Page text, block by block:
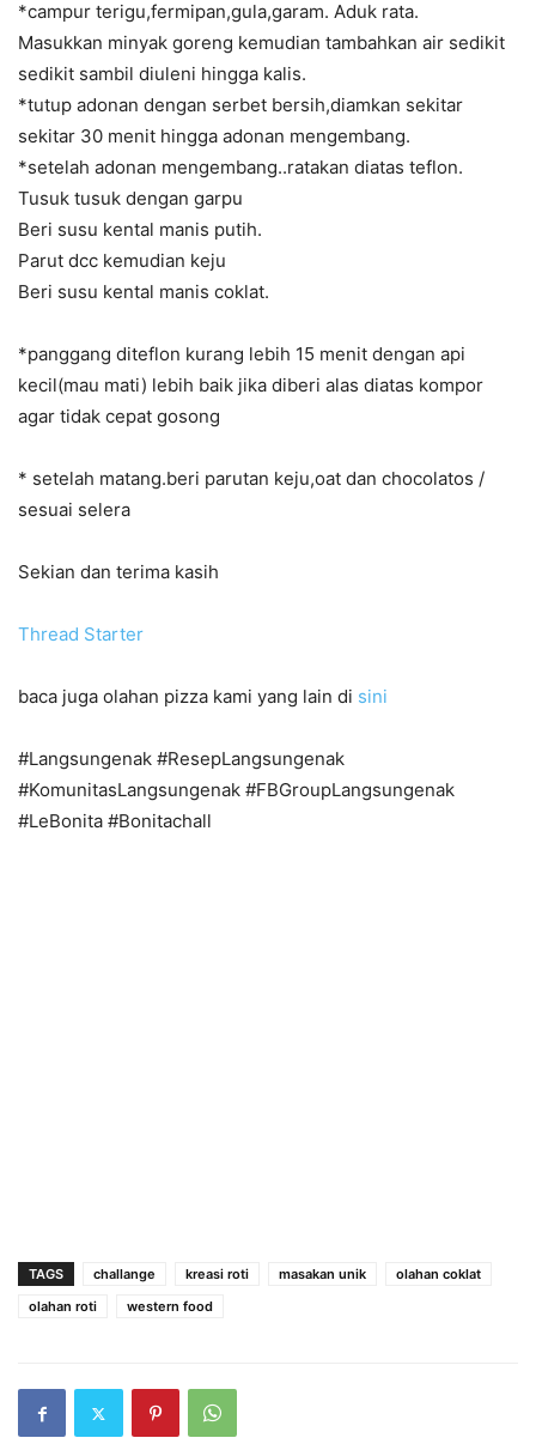
*campur terigu,fermipan,gula,garam. Aduk rata.
Masukkan minyak goreng kemudian tambahkan air sedikit
sedikit sambil diuleni hingga kalis.
*tutup adonan dengan serbet bersih,diamkan sekitar
sekitar 30 menit hingga adonan mengembang.
*setelah adonan mengembang..ratakan diatas teflon.
Tusuk tusuk dengan garpu
Beri susu kental manis putih.
Parut dcc kemudian keju
Beri susu kental manis coklat.
*panggang diteflon kurang lebih 15 menit dengan api
kecil(mau mati) lebih baik jika diberi alas diatas kompor
agar tidak cepat gosong
* setelah matang.beri parutan keju,oat dan chocolatos /
sesuai selera
Sekian dan terima kasih
Thread Starter
baca juga olahan pizza kami yang lain di sini
#Langsungenak #ResepLangsungenak
#KomunitasLangsungenak #FBGroupLangsungenak
#LeBonita #Bonitachall
TAGS challange kreasi roti masakan unik
olahan coklat
olahan roti
western food